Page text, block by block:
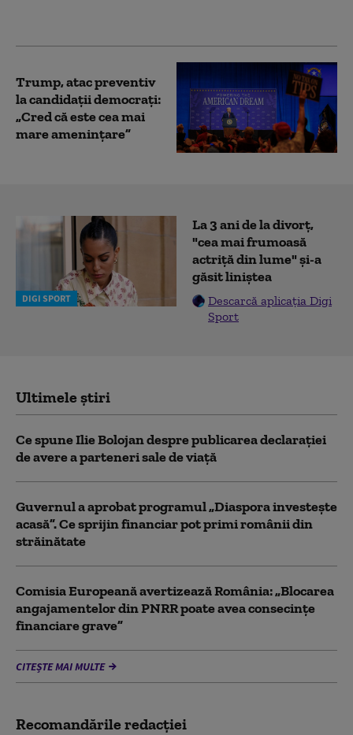
Trump, atac preventiv
la candidații democraţi:
„Cred că este cea mai
mare ameninţare”
DIGI SPORT
La 3 ani de la divorț,
"cea mai frumoasă
actriță din lume" și-a
găsit liniștea
Descarcă aplicația Digi
Sport
Ultimele știri
Ce spune Ilie Bolojan despre publicarea declarației
de avere a parteneri sale de viață
Guvernul a aprobat programul „Diaspora investește
acasă”. Ce sprijin financiar pot primi românii din
străinătate
Comisia Europeană avertizează România: „Blocarea
angajamentelor din PNRR poate avea consecințe
financiare grave”
CITEȘTE MAI MULTE
Recomandările redacţiei